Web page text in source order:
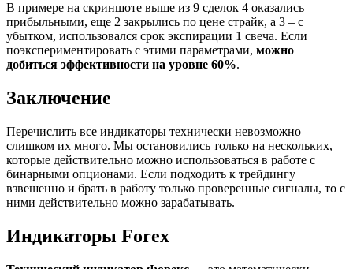
В примере на скриншоте выше из 9 сделок 4 оказались
прибыльными, еще 2 закрылись по цене страйк, а 3 – с
убытком, использовался срок экспирации 1 свеча. Если
поэкспериментировать с этими параметрами, можно
добиться эффективности на уровне 60%.
Заключение
Перечислить все индикаторы технически невозможно –
слишком их много. Мы остановились только на нескольких,
которые действительно можно использоваться в работе с
бинарными опционами. Если подходить к трейдингу
взвешенно и брать в работу только проверенные сигналы, то с
ними действительно можно зарабатывать.
Индикаторы Forex